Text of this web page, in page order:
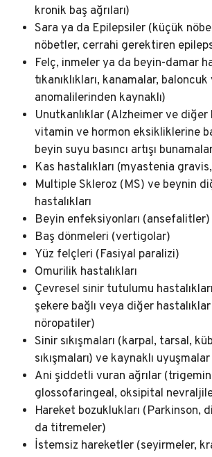
kronik baş ağrıları)
Sara ya da Epilepsiler (küçük
nöbetler, cerrahi gerektiren
Felç, inmeler ya da beyin-damar
tıkanıklıkları, kanamalar,
anomalilerinden kaynaklı)
Unutkanlıklar (Alzheimer ve diğer
vitamin ve hormon eksikliklerine
beyin suyu basıncı artışı
Kas hastalıkları (myastenia
Multiple Skleroz (MS) ve beynin
hastalıkları
Beyin enfeksiyonları (ansefalitler)
Baş dönmeleri (vertigolar)
Yüz felçleri (Fasiyal paralizi)
Omurilik hastalıkları
Çevresel sinir tutulumu
şekere bağlı veya diğer
nöropatiler)
Sinir sıkışmaları (karpal, tarsal,
sıkışmaları) ve kaynaklı uyuşmalar
Ani şiddetli vuran ağrılar
glossofaringeal, oksipital
Hareket bozuklukları (Parkinson,
da titremeler)
İstemsiz hareketler (seyirmeler,